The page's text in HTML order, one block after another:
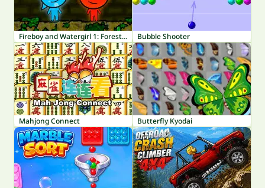
Fireboy and Watergirl 1: Forest Temple Bubble Shooter
Mahjong Connect Butterfly Kyodai